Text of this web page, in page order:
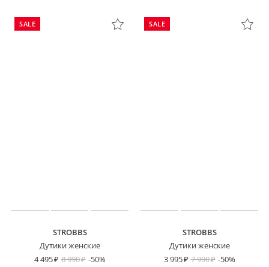
SALE
STROBBS
Дутики женские
4 495
8 990 -50%
SALE
STROBBS
Дутики женские
3 995
7 990 -50%